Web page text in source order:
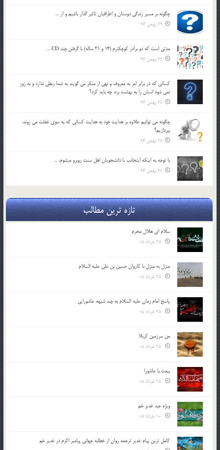
چگونه بر مسير زندگي دوستان و اطرافيان تاثير گذار باشيم و از …
29 بهمن 96
مدتي است كه دو برادر كوچكترم (14 و 21 ساله) با گرفتن چند CD …
29 بهمن 96
كساني كه در برابر امر به معروف و نهي از منكر مي گويند به شما ربطي ندارد و به زور
نمي شود انسان را به بهشت برد، چه بايد كرد؟
28 بهمن 96
چگونه مي توانيم علاوه بر هدايت خود به هدايت كساني كه به سوي غفلت مي روند،
بپردازيم؟
28 بهمن 96
با توجه به اينكه اينجانب با دانشجويان اهل سنت روبرو مي‎شوم، …
28 بهمن 96
تازه ترین مطالب
سلام ای هلال محرم
منزل به منزل با کاروان حسین بن علی علیه السلام
پاسخ امام زمان علیه السلام به چند شبهه عاشورایی
من سرزمین کربلا
بیعت با عاشورا
ویژه عید غدیر خم
کامل ترین پیام غدیر ترجمه روان از خطابه جهانی پیامبر اکرم در غدیر خم